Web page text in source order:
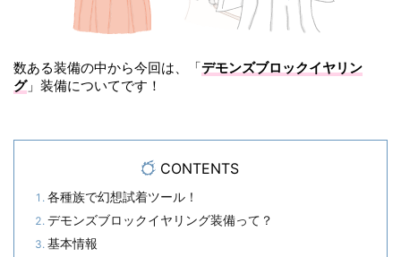
数ある装備の中から今回は、 「デモンズブロックイヤリン
グ」装備についてです！
CONTENTS
各種族で幻想試着ツール！
デモンズブロックイヤリング装備って？
基本情報